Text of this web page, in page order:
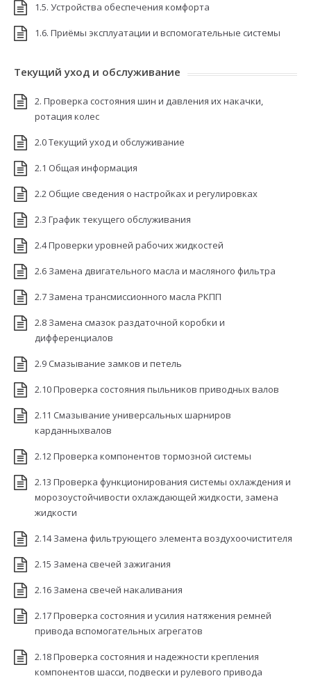
1.5. Устройства обеспечения комфорта
1.6. Приёмы эксплуатации и вспомогательные системы
Текущий уход и обслуживание
2. Проверка состояния шин и давления их накачки,
ротация колес
2.0 Текущий уход и обслуживание
2.1 Общая информация
2.2 Общие сведения о настройках и регулировках
2.3 График текущего обслуживания
2.4 Проверки уровней рабочих жидкостей
2.6 Замена двигательного масла и масляного фильтра
2.7 Замена трансмиссионного масла РКПП
2.8 Замена смазок раздаточной коробки и
дифференциалов
2.9 Смазывание замков и петель
2.10 Проверка состояния пыльников приводных валов
2.11 Смазывание универсальных шарниров
карданныхвалов
2.12 Проверка компонентов тормозной системы
2.13 Проверка функционирования системы охлаждения и
морозоустойчивости охлаждающей жидкости, замена
жидкости
2.14 Замена фильтрующего элемента воздухоочистителя
2.15 Замена свечей зажигания
2.16 Замена свечей накаливания
2.17 Проверка состояния и усилия натяжения ремней
привода вспомогательных агрегатов
2.18 Проверка состояния и надежности крепления
компонентов шасси, подвески и рулевого привода